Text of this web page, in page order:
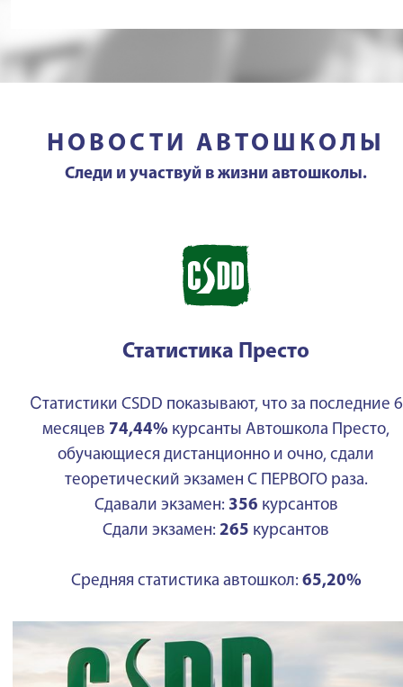
НОВОСТИ АВТОШКОЛЫ
Следи и участвуй в жизни автошколы.
Статистика Престо
Статистики CSDD показывают, что за последние 6
месяцев 74,44% курсанты Автошкола Престо,
обучающиеся дистанционно и очно, сдали
теоретический экзамен С ПЕРВОГО раза.
Сдавали экзамен: 356 курсантов
Сдали экзамен: 265 курсантов
Средняя статистика автошкол: 65,20%